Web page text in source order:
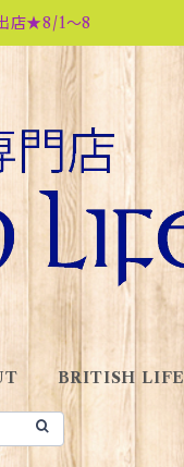
店★8/1～8
BRITISH LIFE